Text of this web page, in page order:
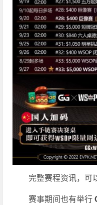
完整赛程资讯，可
赛事期间也有举行